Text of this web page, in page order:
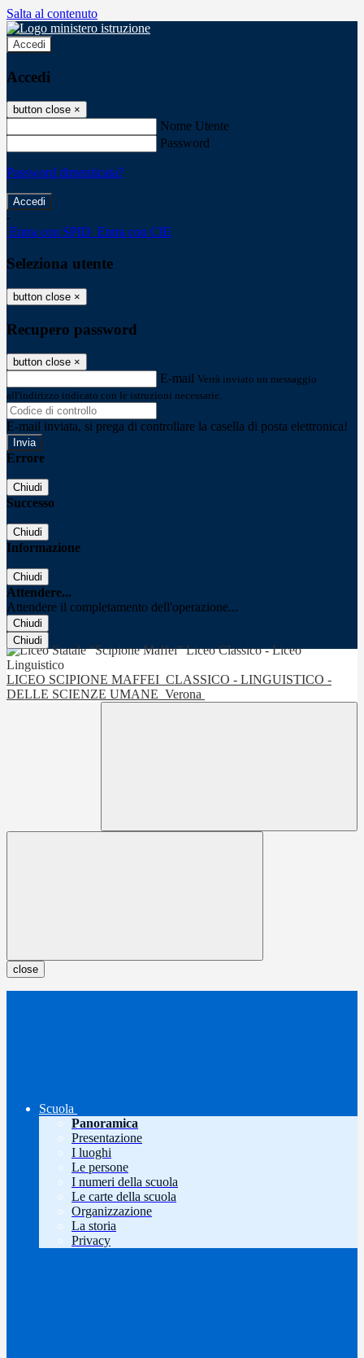
Salta al contenuto
Accedi
Accedi
button close ×
Nome Utente
Password
Password dimenticata?
-
Entra con SPID Entra con CIE
Seleziona utente
button close ×
Recupero password
button close ×
E-mail Verrà inviato un messaggio
all'indirizzo indicato con le istruzioni necessarie.
E-mail inviata, si prega di controllare la casella di posta elettronica!
Errore
Chiudi
Successo
Chiudi
Informazione
Chiudi
Attendere...
Attendere il completamento dell'operazione...
Chiudi
Chiudi
LICEO SCIPIONE MAFFEI CLASSICO - LINGUISTICO -
DELLE SCIENZE UMANE Verona
close
Scuola
Panoramica
Presentazione
I luoghi
Le persone
I numeri della scuola
Le carte della scuola
Organizzazione
La storia
Privacy